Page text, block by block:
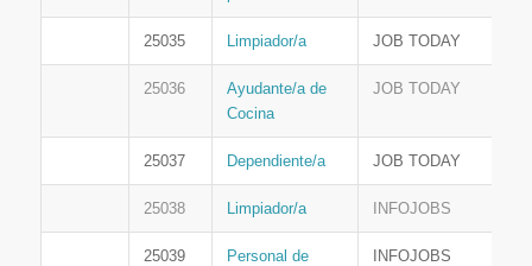
25035 Limpiador/a JOB TODAY
25036
Ayudante/a de
Cocina
JOB TODAY
25037 Dependiente/a JOB TODAY
25038 Limpiador/a INFOJOBS
25039
Personal de
INFOJOBS